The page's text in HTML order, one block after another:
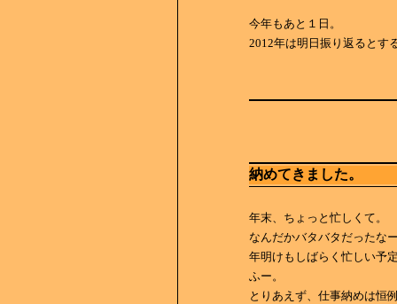
今年もあと１日。
2012年は明日振り返るとす
納めてきました。
年末、ちょっと忙しくて。
なんだかバタバタだったな
年明けもしばらく忙しい予
ふー。
とりあえず、仕事納めは恒